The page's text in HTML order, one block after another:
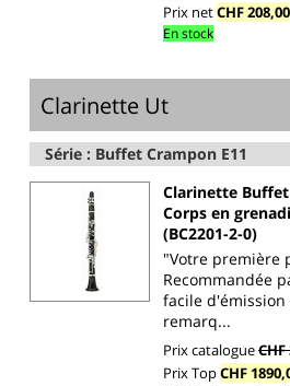
Prix netCHF 208,00
En stock
Clarinette Ut
Série : Buffet Crampon E11
Clarinette
Corps en
(BC2201-2-0)
"Votre première
Recommandée
facile
remarq...
Prix catalogueCHF
Prix TopCHF